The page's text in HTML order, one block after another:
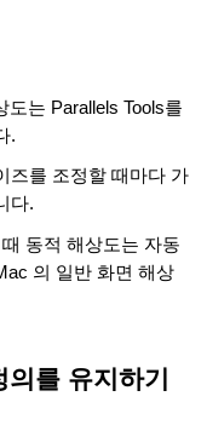
는 Parallels Tools를
.
즈를 조정할 때마다 가
다.
동적 해상도는 자동
의 일반 화면 해상
를 유지하기